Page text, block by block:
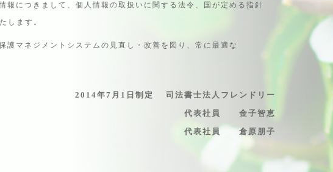
報につきまして、個人情報の取扱いに関する法令、国が定める指針
します。
護マネジメントシステムの見直し・改善を図り、常に最適な
2014年7月1日制定 司法書士法人フレンドリー
代表社員 金子智恵
代表社員 倉原朋子